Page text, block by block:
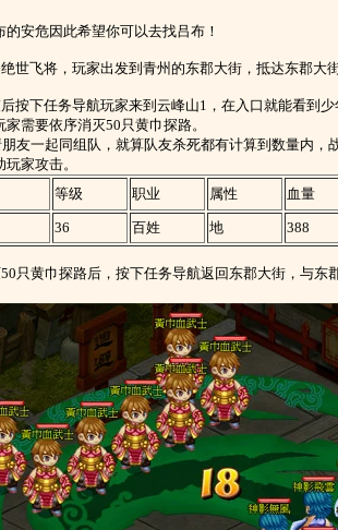
的安危因此希望你可以去找吕布！
绝世飞将，玩家出发到青州的东郡大街，抵达东郡大
后按下任务导航玩家来到云峰山1，在入口就能看到
需要依序消灭50只黄巾探路。
友一起同组队，就算队友杀死都有计算到数量内，
家攻击。
等级 职业 属性 血量
36 百姓 地 388
50只黄巾探路后，按下任务导航返回东郡大街，与东